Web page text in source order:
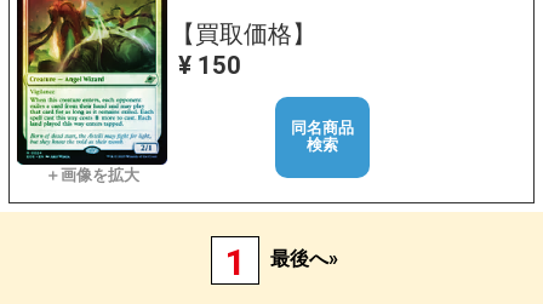
【買取価格】
¥ 150
同名商品
検索
1 最後へ»